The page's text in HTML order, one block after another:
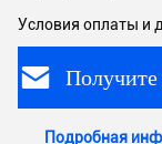
Условия оплаты и
Подробная